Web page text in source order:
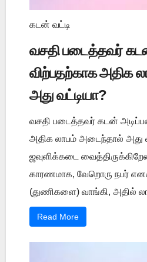
கடன் வட்டி
வசதி படைத்தவர்
விற்பதற்காக அதிக
அது வட்டியா?
வசதி படைத்தவர் கடன்
அதிக லாபம் அடைந்தால் அது
ஜவுளிக்கடை
காரணமாக, வேறொரு நபர்
(துணிகளை) வாங்கி, அதில்
Read More